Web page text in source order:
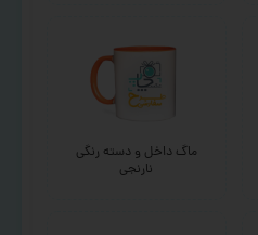
ماگ داخل و دسته رنگی
نارنجی